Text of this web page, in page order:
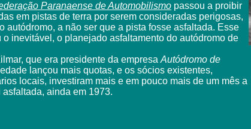
Paranaense de Automobilismo passou a proibir
em pistas de terra por serem consideradas perigosas,
autódromo, a não ser que a pista fosse asfaltada. Esse
o inevitável, o planejado asfaltamento do autódromo de
que era presidente da empresa Autódromo de
lançou mais quotas, e os sócios existentes,
locais, investiram mais e em pouco mais de um mês a
ainda em 1973.